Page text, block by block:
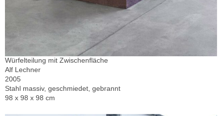
Würfelteilung mit Zwischenfläche
Alf Lechner
2005
Stahl massiv, geschmiedet, gebrannt
98 x 98 x 98 cm